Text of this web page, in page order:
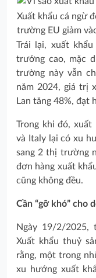
Xuất khẩu cá ngừ
trường EU giảm
Trái lại, xuất
trưởng cao, mặc
trường này vẫn
năm 2024, giá trị
Lan tăng 48%, đạt
Trong khi đó, xuất
và Italy lại có xu
sang 2 thị trường
đơn hàng xuất
cũng không đều.
Cần “gỡ khó” cho
Ngày 19/2/2025,
Xuất khẩu thuỷ
rằng, một trong
xu hướng xuất